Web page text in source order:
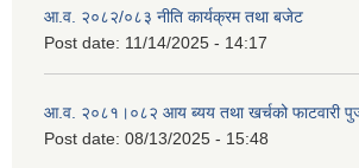
आ.व. २०८२/०८३ नीति कार्यक्रम तथा बजेट
Post date: 11/14/2025 - 14:17
आ.व. २०८१।०८२ आय ब्यय तथा खर्चको फाटवारी
Post date: 08/13/2025 - 15:48